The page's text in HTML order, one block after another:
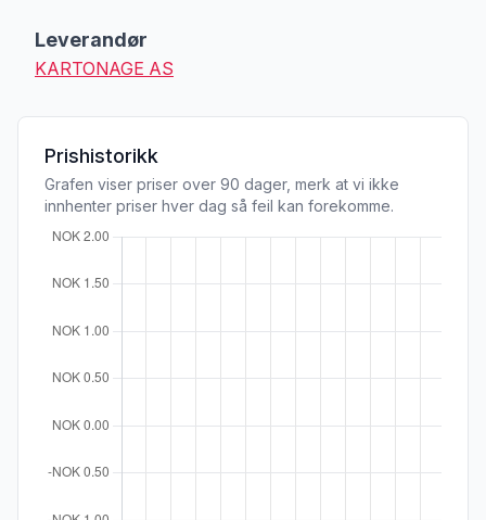
Leverandør
KARTONAGE AS
Prishistorikk
Grafen viser priser over 90 dager, merk at vi ikke
innhenter priser hver dag så feil kan forekomme.